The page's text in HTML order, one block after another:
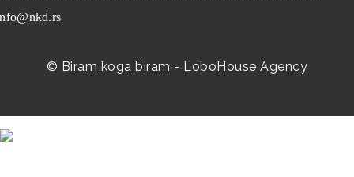
© Biram koga biram - LoboHouse Agency